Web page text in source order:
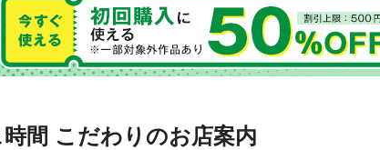
間 こだわりのお店案内